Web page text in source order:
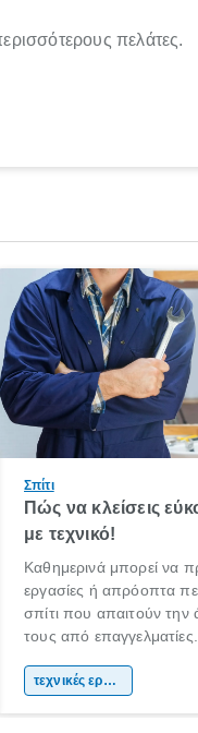
πελάτες.
Σπίτι
Πώς να κλείσεις
με τεχνικό!
Καθημερινά μπορεί να
εργασίες ή απρόοπτα
σπίτι που απαιτούν την
τους από
να τις επιδιορθώσεις
τεχνικές εργασίες